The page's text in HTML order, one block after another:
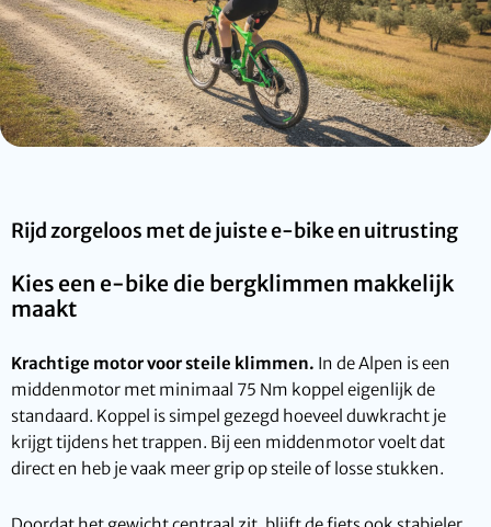
Rijd zorgeloos met de juiste e-bike en uitrusting
Kies een e-bike die bergklimmen makkelijk
maakt
Krachtige motor voor steile klimmen. In de Alpen is een
middenmotor met minimaal 75 Nm koppel eigenlijk de
standaard. Koppel is simpel gezegd hoeveel duwkracht je
krijgt tijdens het trappen. Bij een middenmotor voelt dat
direct en heb je vaak meer grip op steile of losse stukken.